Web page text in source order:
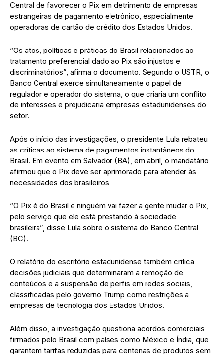
Central de favorecer o Pix em detrimento de empresas
estrangeiras de pagamento eletrônico, especialmente
operadoras de cartão de crédito dos Estados Unidos.
“Os atos, políticas e práticas do Brasil relacionados ao
tratamento preferencial dado ao Pix são injustos e
discriminatórios”, afirma o documento. Segundo o USTR, o
Banco Central exerce simultaneamente o papel de
regulador e operador do sistema, o que criaria um conflito
de interesses e prejudicaria empresas estadunidenses do
setor.
Após o início das investigações, o presidente Lula rebateu
as críticas ao sistema de pagamentos instantâneos do
Brasil. Em evento em Salvador (BA), em abril, o mandatário
afirmou que o Pix deve ser aprimorado para atender às
necessidades dos brasileiros.
“O Pix é do Brasil e ninguém vai fazer a gente mudar o Pix,
pelo serviço que ele está prestando à sociedade
brasileira”, disse Lula sobre o sistema do Banco Central
(BC).
O relatório do escritório estadunidense também critica
decisões judiciais que determinaram a remoção de
conteúdos e a suspensão de perfis em redes sociais,
classificadas pelo governo Trump como restrições a
empresas de tecnologia dos Estados Unidos.
Além disso, a investigação questiona acordos comerciais
firmados pelo Brasil com países como México e Índia, que
garantem tarifas reduzidas para centenas de produtos sem